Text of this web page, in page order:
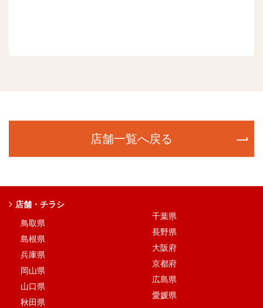
店舗一覧へ戻る
店舗・チラシ
鳥取県
島根県
兵庫県
岡山県
山口県
秋田県
千葉県
長野県
大阪府
京都府
広島県
愛媛県